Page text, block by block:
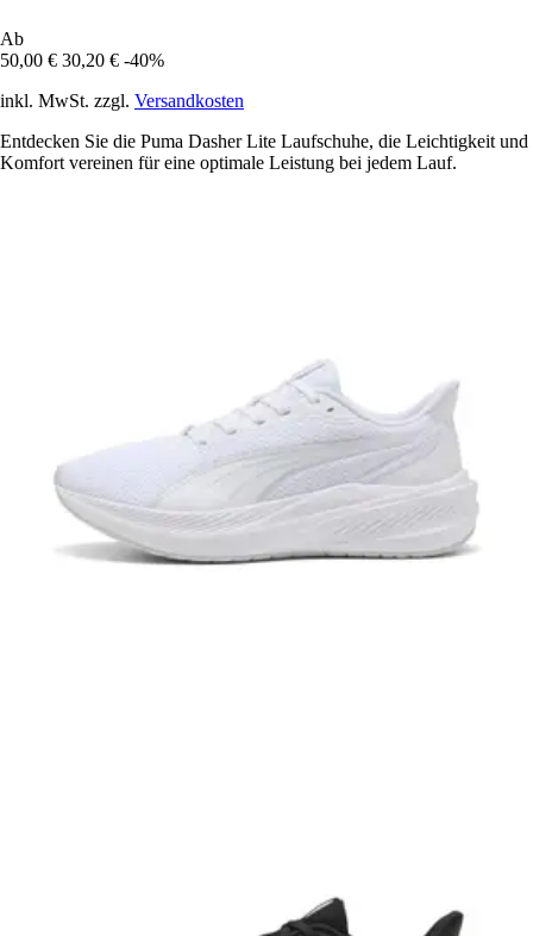
Ab
50,00 € 30,20 € -40%
inkl. MwSt. zzgl. Versandkosten
Entdecken Sie die Puma Dasher Lite Laufschuhe, die Leichtigkeit und
Komfort vereinen für eine optimale Leistung bei jedem Lauf.